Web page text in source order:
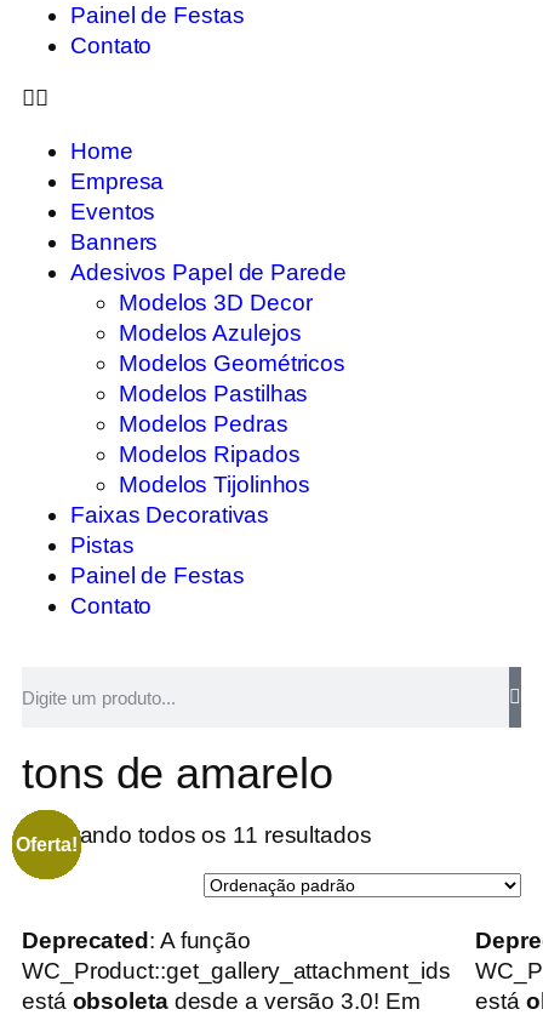
Painel de Festas
Contato
Home
Empresa
Eventos
Banners
Adesivos Papel de Parede
Modelos 3D Decor
Modelos Azulejos
Modelos Geométricos
Modelos Pastilhas
Modelos Pedras
Modelos Ripados
Modelos Tijolinhos
Faixas Decorativas
Pistas
Painel de Festas
Contato
tons de amarelo
Mostrando todos os 11 resultados
Deprecated : A função
WC_Product::get_gallery_attachment_ids
está obsoletadesde a versão 3.0! Em
Oferta!
está
Oferta!
Oferta!
Oferta!
Oferta!
Oferta!
Oferta!
Oferta!
Oferta!
Oferta!
Oferta!